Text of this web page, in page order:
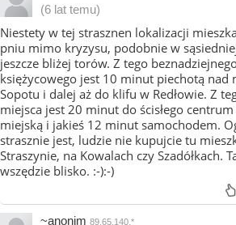
(6 lat temu)
Niestety w tej strasznen lokalizacji
pniu mimo kryzysu, podobnie w
jeszcze bliżej torów. Z tego
księżycowego jest 10 minut piechotą nad
Sopotu i dalej aż do klifu w Redłowie. Z
miejsca jest 20 minut do ścisłego
miejską i jakieś 12 minut samochodem.
strasznie jest, ludzie nie kupujcie tu
Straszynie, na Kowalach czy Szadółkach.
wszędzie blisko. :-):-)
~anonim 89.65.140.*